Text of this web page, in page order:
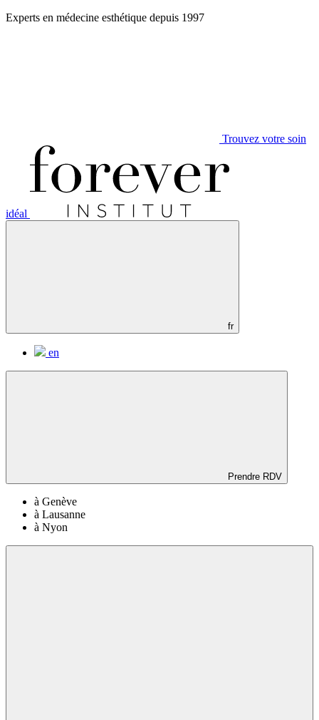
Aller
Experts en médecine esthétique depuis 1997
Trouvez votre soin
idéal
fr
en
Prendre RDV
à Genève
à Lausanne
à Nyon